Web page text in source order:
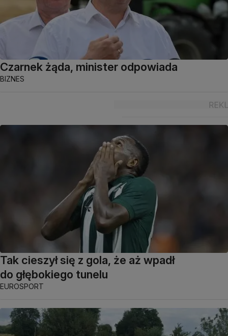
Czarnek żąda, minister odpowiada
BIZNES
Tak cieszył się z gola, że aż wpadł
do głębokiego tunelu
EUROSPORT